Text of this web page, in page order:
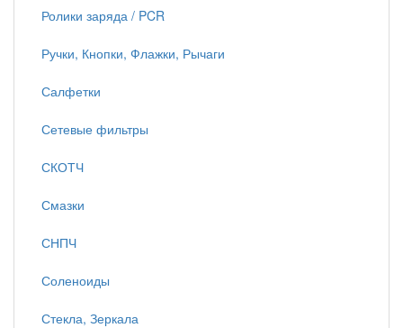
Ролики заряда / PCR
Ручки, Кнопки, Флажки, Рычаги
Салфетки
Сетевые фильтры
СКОТЧ
Смазки
СНПЧ
Соленоиды
Стекла, Зеркала